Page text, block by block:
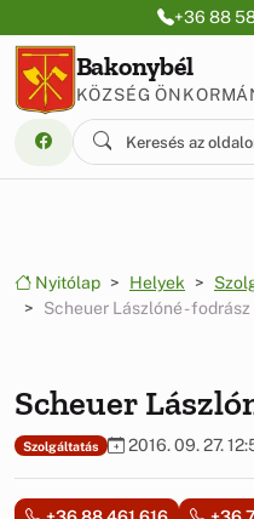
Ugrás a menüre
Ugrás a tartalomra
+36 88
Bakonybél
KÖZSÉG
Nyitólap Helyek
Scheuer Lászlóné - fodrász
Scheuer
Szolgáltatás 2016. 09. 27.